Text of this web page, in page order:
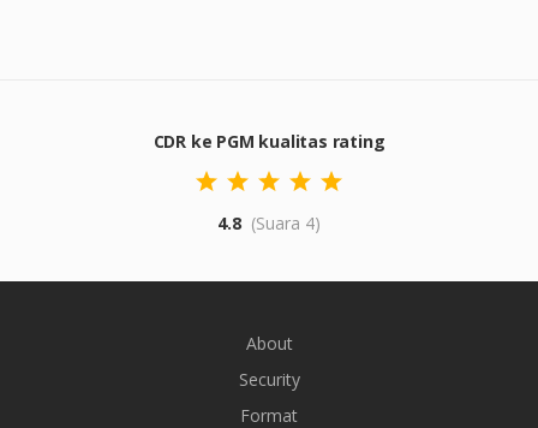
CDR ke PGM kualitas rating
4.8 (Suara 4)
About
Security
Format